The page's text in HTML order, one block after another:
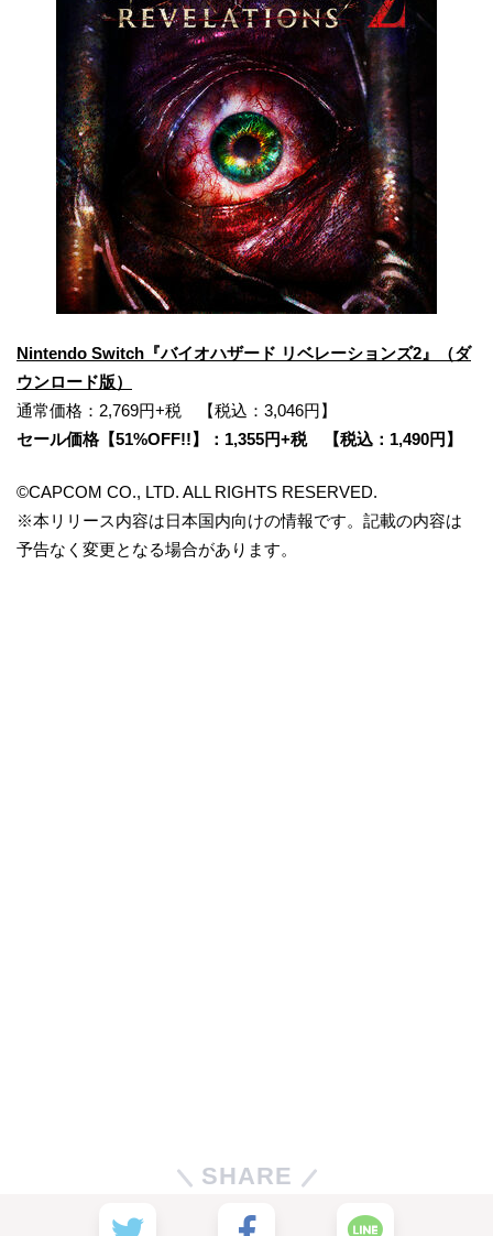
Nintendo Switch『バイオハザード リベレーションズ2』（ダ
ウンロード版）
通常価格：2,769円+税 【税込：3,046円】
セール価格【51%OFF!!】：1,355円+税 【税込：1,490円】
©CAPCOM CO., LTD. ALL RIGHTS RESERVED.
※本リリース内容は日本国内向けの情報です。記載の内容は
予告なく変更となる場合があります。
SHARE